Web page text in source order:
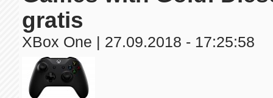
gratis
XBox One | 27.09.2018 - 17:25:58